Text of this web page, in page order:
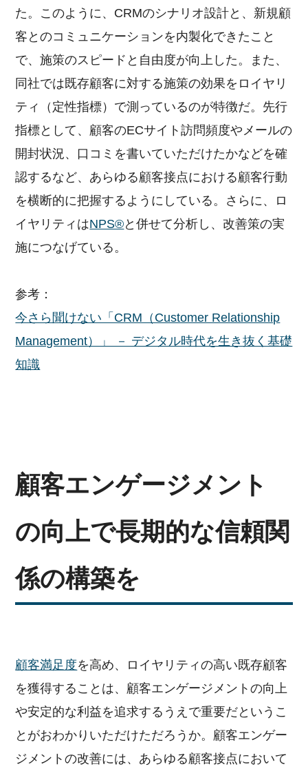
た。このように、CRMのシナリオ設計と、新規顧
客とのコミュニケーションを内製化できたこと
で、施策のスピードと自由度が向上した。また、
同社では既存顧客に対する施策の効果をロイヤリ
ティ（定性指標）で測っているのが特徴だ。先行
指標として、顧客のECサイト訪問頻度やメールの
開封状況、口コミを書いていただけたかなどを確
認するなど、あらゆる顧客接点における顧客行動
を横断的に把握するようにしている。さらに、ロ
イヤリティはNPS®と併せて分析し、改善策の実
施につなげている。
参考：
今さら聞けない「CRM（Customer Relationship
Management）」 － デジタル時代を生き抜く基礎
知識
顧客エンゲージメント
の向上で長期的な信頼関
係の構築を
顧客満足度を高め、ロイヤリティの高い既存顧客
を獲得することは、顧客エンゲージメントの向上
や安定的な利益を追求するうえで重要だというこ
とがおわかりいただけただろうか。顧客エンゲー
ジメントの改善には、あらゆる顧客接点において